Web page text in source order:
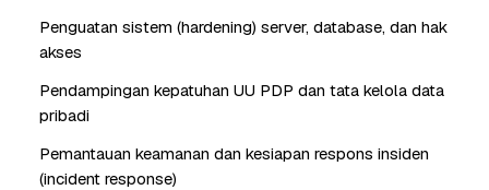
Penguatan sistem (hardening) server, database, dan hak
akses
Pendampingan kepatuhan UU PDP dan tata kelola data
pribadi
Pemantauan keamanan dan kesiapan respons insiden
(incident response)